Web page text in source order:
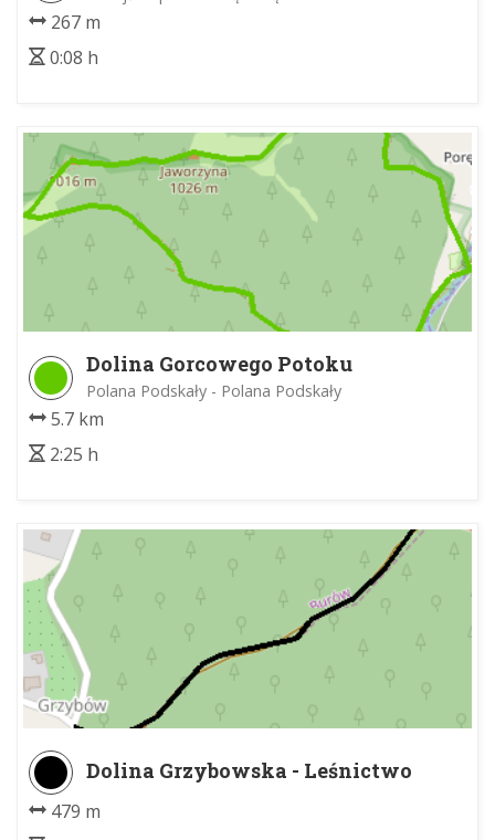
267 m
0:08 h
Dolina Gorcowego Potoku
Polana Podskały - Polana Podskały
5.7 km
2:25 h
Dolina Grzybowska - Leśnictwo
479 m